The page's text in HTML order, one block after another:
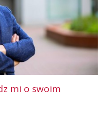
mi o swoim